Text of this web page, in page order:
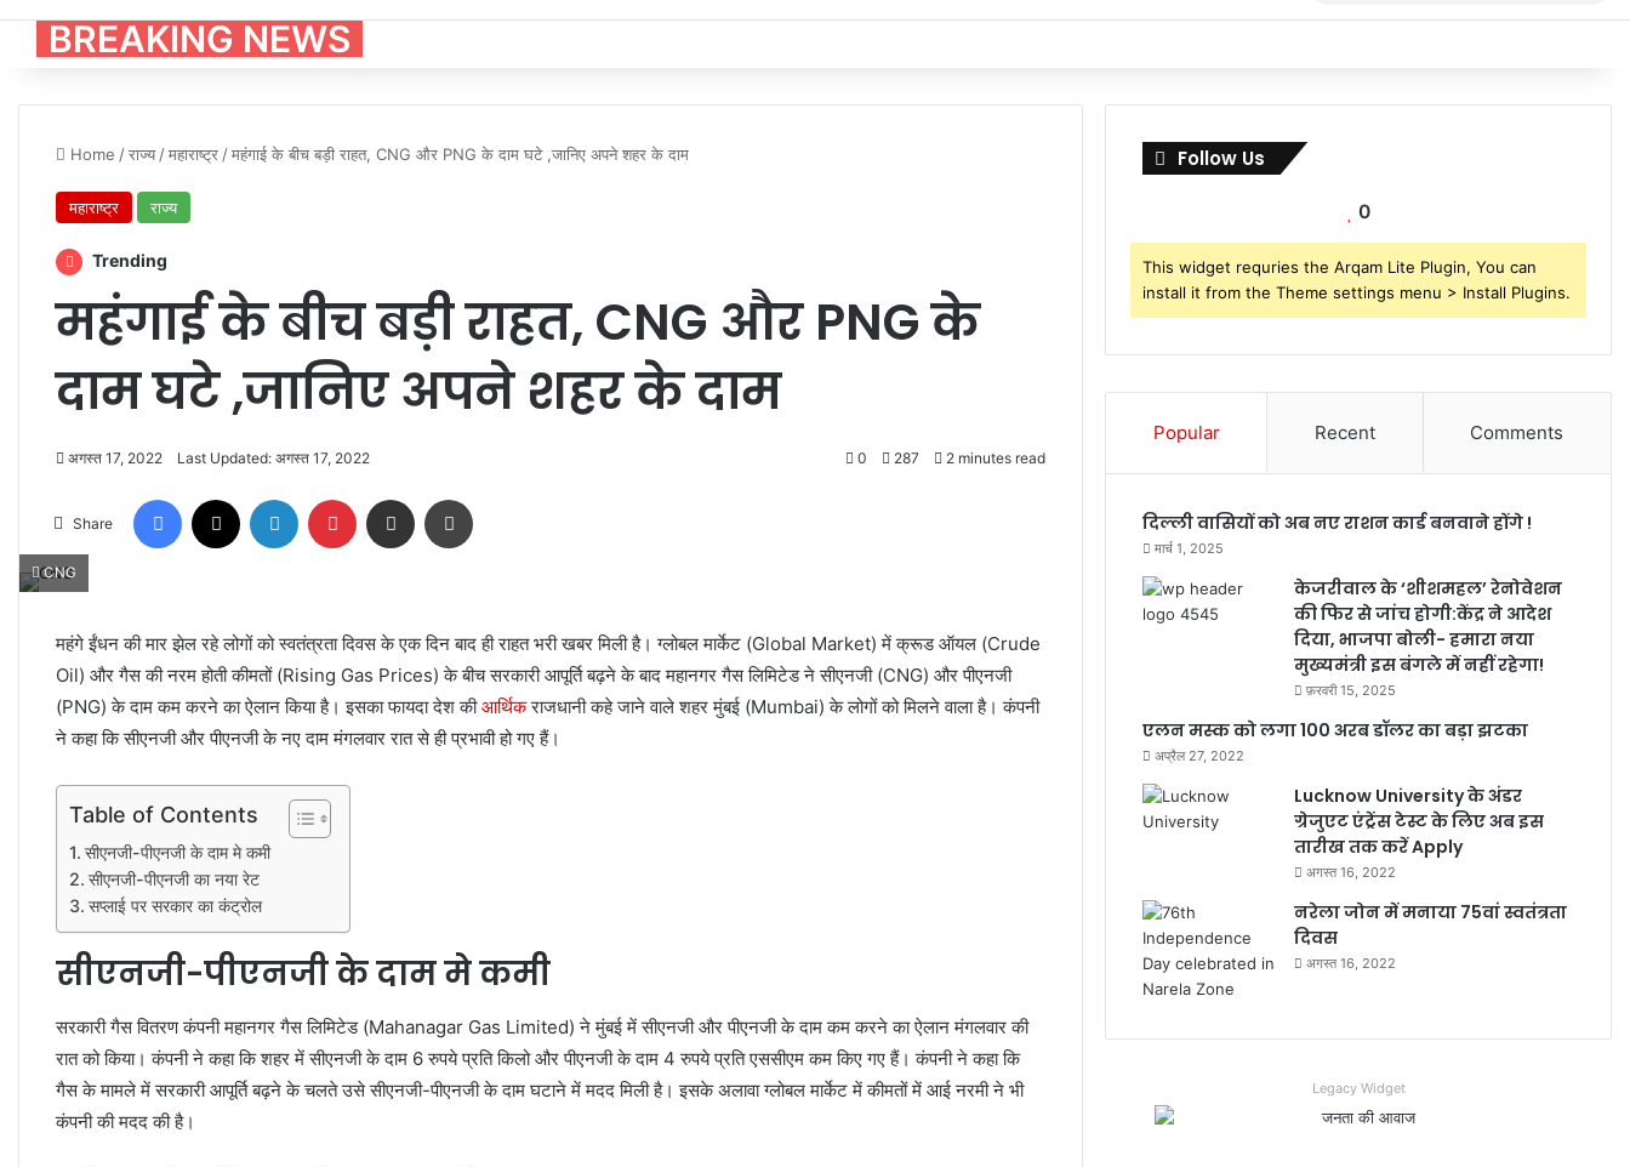
for
BREAKING NEWS
Home /राज्य /महाराष्ट्र /महंगाई के बीच बड़ी राहत, CNG और PNG के दाम घटे ,जानिए अपने शहर के दाम
महाराष्ट्र राज्य
Trending
महंगाई के बीच बड़ी राहत, CNG और PNG के
दाम घटे ,जानिए अपने शहर के दाम
अगस्त 17, 2022 Last Updated: अगस्त 17, 2022 0 287 2 minutes read
Share
Facebook LinkedIn Pinterest Share via Email
CNG
महंगे ईंधन की मार झेल रहे लोगों को स्वतंत्रता दिवस के एक दिन बाद ही राहत भरी खबर मिली है। ग्लोबल मार्केट (Global Market) में क्रूड ऑयल (Crude
Oil) और गैस की नरम होती कीमतों (Rising Gas Prices) के बीच सरकारी आपूर्ति बढ़ने के बाद महानगर गैस लिमिटेड ने सीएनजी (CNG) और पीएनजी
(PNG) के दाम कम करने का ऐलान किया है। इसका फायदा देश कीआर्थिकराजधानी कहे जाने वाले शहर मुंबई (Mumbai) के लोगों को मिलने वाला है। कंपनी
ने कहा कि सीएनजी और पीएनजी के नए दाम मंगलवार रात से ही प्रभावी हो गए हैं।
Table of Contents
सीएनजी-पीएनजी के दाम मे कमी
सीएनजी-पीएनजी का नया रेट
सप्लाई पर सरकार का कंट्रोल
सीएनजी-पीएनजी के दाम मे कमी
सरकारी गैस वितरण कंपनी महानगर गैस लिमिटेड (Mahanagar Gas Limited) ने मुंबई में सीएनजी और पीएनजी के दाम कम करने का ऐलान मंगलवार की
रात को किया। कंपनी ने कहा कि शहर में सीएनजी के दाम 6 रुपये प्रति किलो और पीएनजी के दाम 4 रुपये प्रति एससीएम कम किए गए हैं। कंपनी ने कहा कि
गैस के मामले में सरकारी आपूर्ति बढ़ने के चलते उसे सीएनजी-पीएनजी के दाम घटाने में मदद मिली है। इसके अलावा ग्लोबल मार्केट में कीमतों में आई नरमी ने भी
कंपनी की मदद की है।
Follow Us
0
This widget requries the Arqam Lite Plugin, You can
install it from the Theme settings menu > Install Plugins.
Popular Recent Comments
दिल्ली वासियों को अब नए राशन कार्ड बनवाने होंगे !
मार्च 1, 2025
केजरीवाल के ‘शीशमहल’ रेनोवेशन
की फिर से जांच होगी:केंद्र ने आदेश
दिया, भाजपा बोली- हमारा नया
मुख्यमंत्री इस बंगले में नहीं रहेगा!
फ़रवरी 15, 2025
एलन मस्क को लगा 100 अरब डॉलर का बड़ा झटका
अप्रैल 27, 2022
Lucknow University के अंडर
ग्रेजुएट एंट्रेंस टेस्ट के लिए अब इस
तारीख तक करें Apply
अगस्त 16, 2022
नरेला जोन में मनाया 75वां स्वतंत्रता
दिवस
अगस्त 16, 2022
Legacy Widget